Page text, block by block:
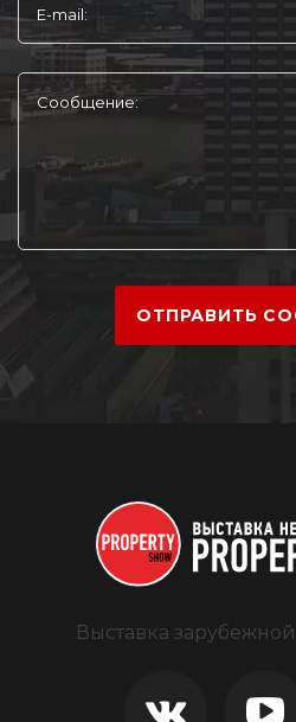
E-mail:
Сообщение:
ОТПРАВИТЬ
Выставка